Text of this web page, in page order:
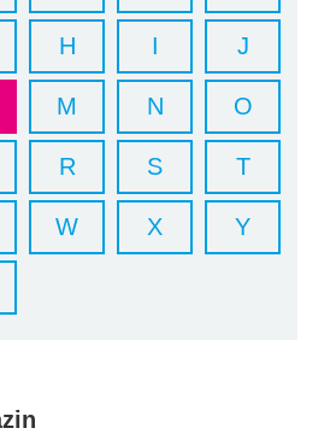
H I J
M N O
R S T
W X Y